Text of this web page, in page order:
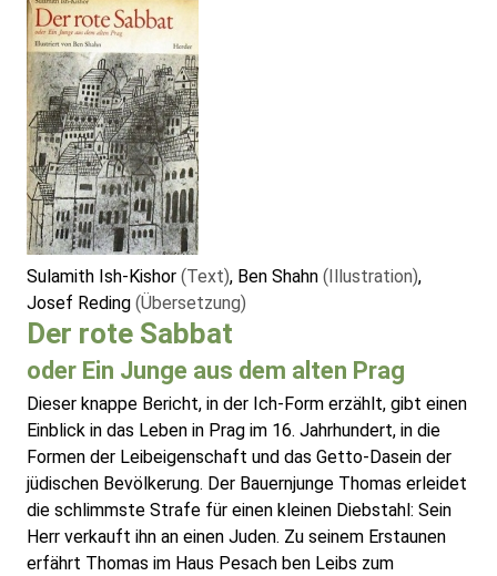
Sulamith Ish-Kishor (Text), Ben Shahn (Illustration),
Josef Reding (Übersetzung)
Der rote Sabbat
oder Ein Junge aus dem alten Prag
Dieser knappe Bericht, in der Ich-Form erzählt, gibt einen
Einblick in das Leben in Prag im 16. Jahrhundert, in die
Formen der Leibeigenschaft und das Getto-Dasein der
jüdischen Bevölkerung. Der Bauernjunge Thomas erleidet
die schlimmste Strafe für einen kleinen Diebstahl: Sein
Herr verkauft ihn an einen Juden. Zu seinem Erstaunen
erfährt Thomas im Haus Pesach ben Leibs zum